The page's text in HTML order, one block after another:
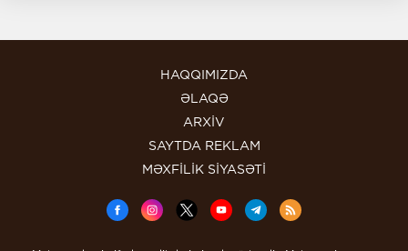
HAQQIMIZDA
ƏLAQƏ
ARXİV
SAYTDA REKLAM
MƏXFİLİK SİYASƏTİ